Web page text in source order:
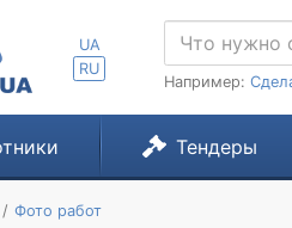
UA
RU
Например:
Тендеры
Фото работ